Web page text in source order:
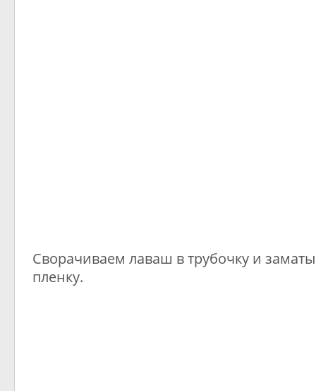
Сворачиваем лаваш в трубочку и
пленку.